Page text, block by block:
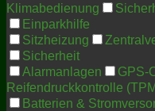
Klimabedienung
Einparkhilfe
Sitzheizung
Sicherheit
Alarmanlagen
GPS-
Reifendruckkontrolle
Batterien &